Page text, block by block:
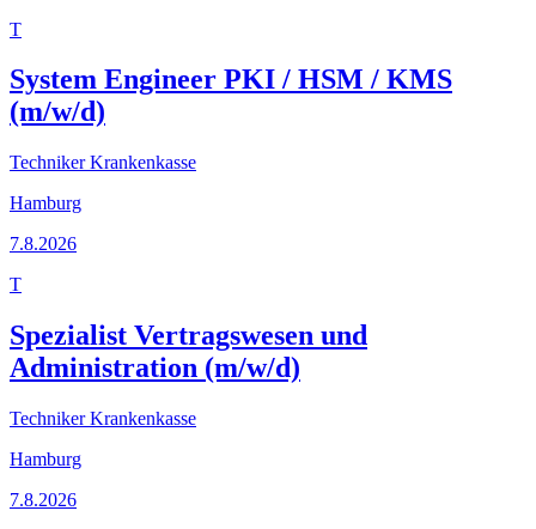
T
System Engineer PKI / HSM / KMS
(m/w/d)
Techniker Krankenkasse
Hamburg
7.8.2026
T
Spezialist Vertragswesen und
Administration (m/w/d)
Techniker Krankenkasse
Hamburg
7.8.2026